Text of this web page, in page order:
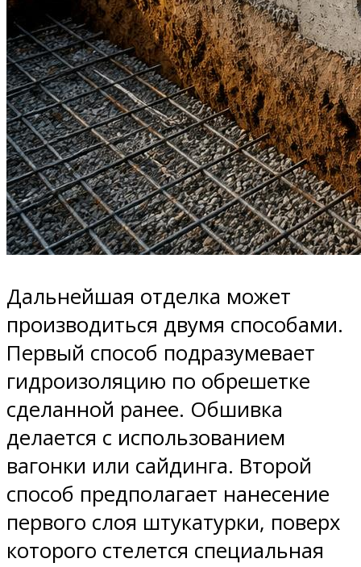
Дальнейшая отделка может
производиться двумя способами.
Первый способ подразумевает
гидроизоляцию по обрешетке
сделанной ранее. Обшивка
делается с использованием
вагонки или сайдинга. Второй
способ предполагает нанесение
первого слоя штукатурки, поверх
которого стелется специальная